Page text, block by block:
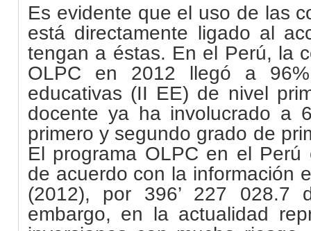
Es evidente que el uso de las
está directamente ligado al
tengan a éstas. En el Perú, la
OLPC en 2012 llegó a
educativas (II EE) de nivel
docente ya ha involucrado a
primero y segundo grado de
El programa OLPC en el Perú
de acuerdo con la información
(2012), por 396’ 227 028.7
embargo, en la actualidad